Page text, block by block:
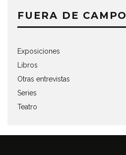
FUERA DE CAMPO
Exposiciones
Libros
Otras entrevistas
Series
Teatro